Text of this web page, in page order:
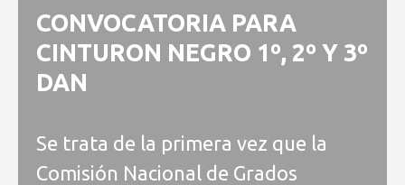
CONVOCATORIA PARA
CINTURON NEGRO 1º, 2º Y 3º
DAN
Se trata de la primera vez que la
Comisión Nacional de Grados